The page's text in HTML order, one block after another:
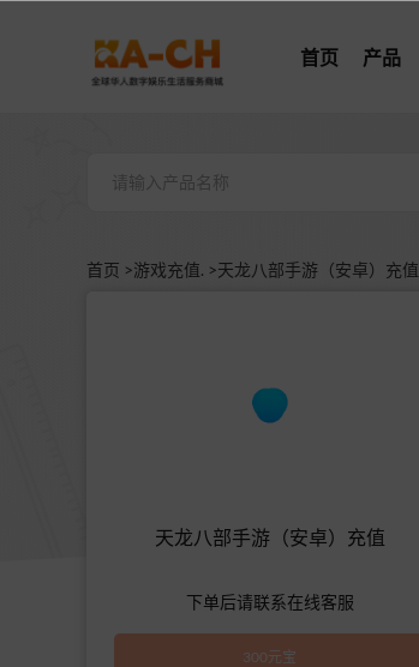
首页 产品
首页 >游戏充值. >天龙八部手游（安卓）充值
天龙八部手游（安卓）充值
下单后请联系在线客服
300元宝